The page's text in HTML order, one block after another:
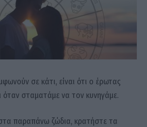
σε κάτι, είναι ότι ο έρωτας
όταν σταματάμε να τον κυνηγάμε.
στα παραπάνω ζώδια, κρατήστε τα